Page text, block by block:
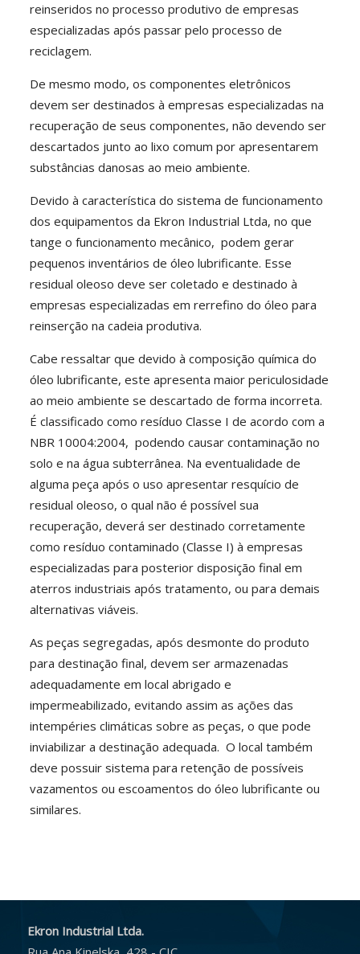
reinseridos no processo produtivo de empresas
especializadas após passar pelo processo de
reciclagem.
De mesmo modo, os componentes eletrônicos
devem ser destinados à empresas especializadas na
recuperação de seus componentes, não devendo ser
descartados junto ao lixo comum por apresentarem
substâncias danosas ao meio ambiente.
Devido à característica do sistema de funcionamento
dos equipamentos da Ekron Industrial Ltda, no que
tange o funcionamento mecânico, podem gerar
pequenos inventários de óleo lubrificante. Esse
residual oleoso deve ser coletado e destinado à
empresas especializadas em rerrefino do óleo para
reinserção na cadeia produtiva.
Cabe ressaltar que devido à composição química do
óleo lubrificante, este apresenta maior periculosidade
ao meio ambiente se descartado de forma incorreta.
É classificado como resíduo Classe I de acordo com a
NBR 10004:2004, podendo causar contaminação no
solo e na água subterrânea. Na eventualidade de
alguma peça após o uso apresentar resquício de
residual oleoso, o qual não é possível sua
recuperação, deverá ser destinado corretamente
como resíduo contaminado (Classe I) à empresas
especializadas para posterior disposição final em
aterros industriais após tratamento, ou para demais
alternativas viáveis.
As peças segregadas, após desmonte do produto
para destinação final, devem ser armazenadas
adequadamente em local abrigado e
impermeabilizado, evitando assim as ações das
intempéries climáticas sobre as peças, o que pode
inviabilizar a destinação adequada. O local também
deve possuir sistema para retenção de possíveis
vazamentos ou escoamentos do óleo lubrificante ou
similares.
Ekron Industrial Ltda.